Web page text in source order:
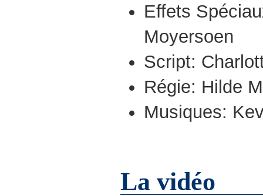
Effets
Moyersoen
Script:
Régie: Hilde
Musiques:
La vidéo